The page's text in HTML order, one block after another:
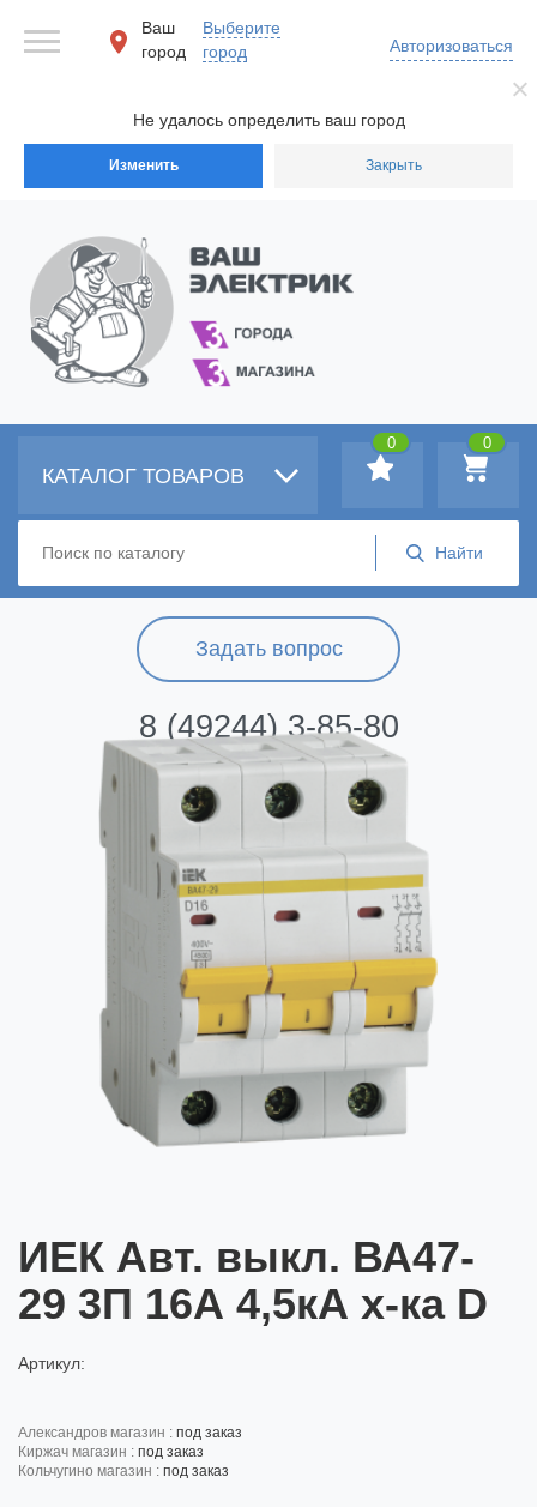
Не удалось определить ваш город
Изменить Закрыть
Ваш
город
Выберите
город
Авторизоваться
Задать вопрос
8 (49244) 3-85-80
КАТАЛОГ ТОВАРОВ
0
0
ИЕК Авт. выкл. ВА47-
29 3П 16А 4,5кА х-ка D
Артикул:
александров магазин : под заказ
киржач магазин : под заказ
кольчугино магазин : под заказ